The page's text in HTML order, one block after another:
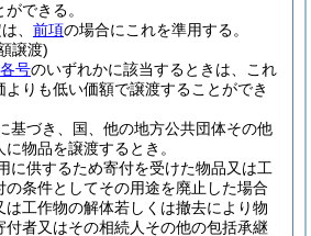
できる。
、 前項の場合にこれを準用する。
譲渡)
号のいずれかに該当するときは、これ
よりも低い価額で譲渡することができ
基づき、国、他の地方公共団体その他
物品を譲渡するとき。
に供するため寄付を受けた物品又は工
の条件としてその用途を廃止した場合
は工作物の解体若しくは撤去により物
付者又はその相続人その他の包括承継